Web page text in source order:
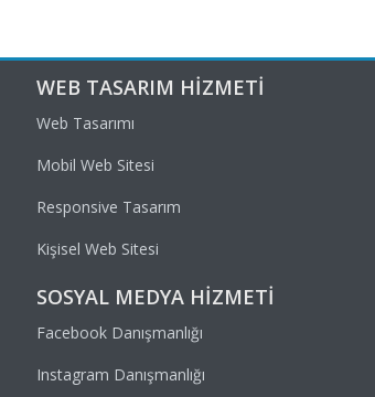
WEB TASARIM HIZMETI
Web Tasarımı
Mobil Web Sitesi
Responsive Tasarım
Kişisel Web Sitesi
SOSYAL MEDYA HIZMETI
Facebook Danışmanlığı
Instagram Danışmanlığı